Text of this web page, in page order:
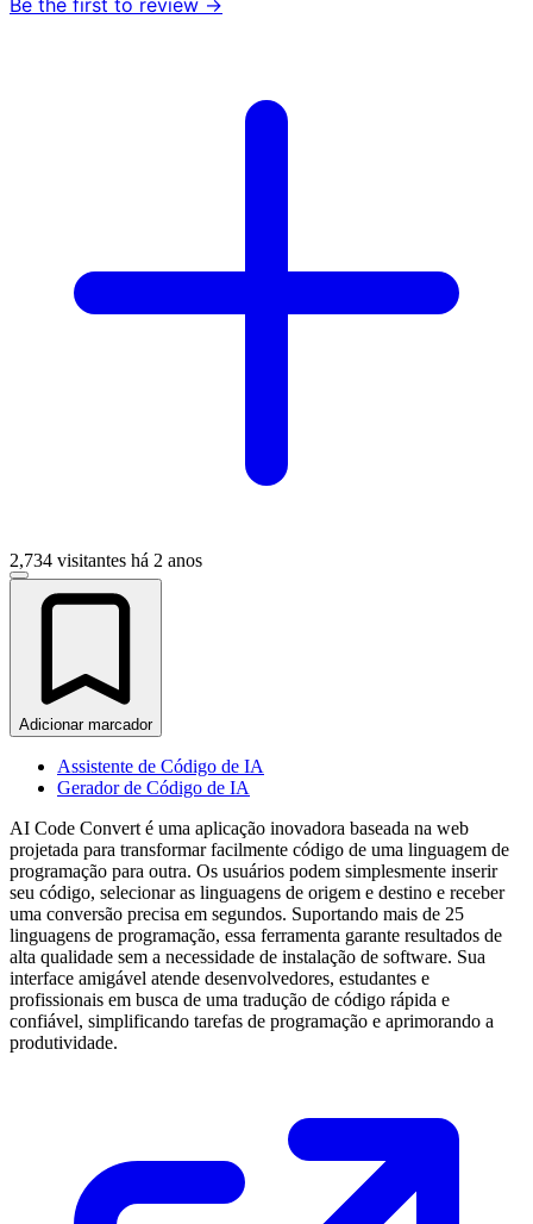
Be the first to review →
2,734 visitantes há 2 anos
Adicionar marcador
Assistente de Código de IA
Gerador de Código de IA
AI Code Convert é uma aplicação inovadora baseada na web
projetada para transformar facilmente código de uma linguagem de
programação para outra. Os usuários podem simplesmente inserir
seu código, selecionar as linguagens de origem e destino e receber
uma conversão precisa em segundos. Suportando mais de 25
linguagens de programação, essa ferramenta garante resultados de
alta qualidade sem a necessidade de instalação de software. Sua
interface amigável atende desenvolvedores, estudantes e
profissionais em busca de uma tradução de código rápida e
confiável, simplificando tarefas de programação e aprimorando a
produtividade.